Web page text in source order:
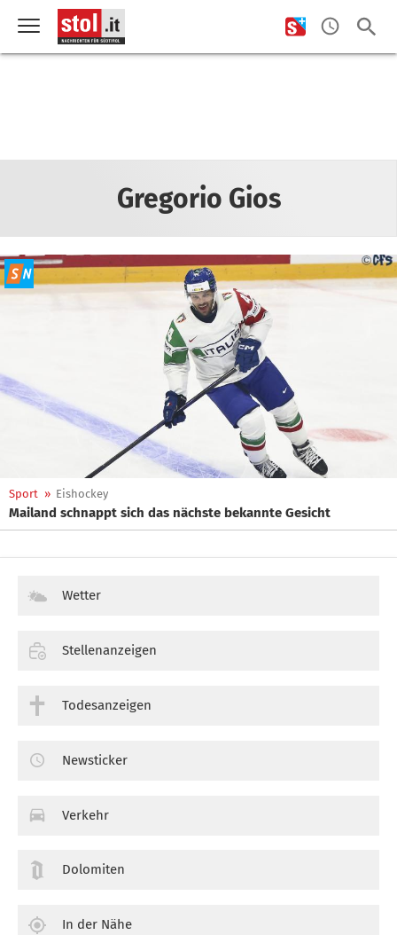
Gregorio Gios
Sport » Eishockey
Mailand schnappt sich das nächste bekannte Gesicht
Wetter
Stellenanzeigen
Todesanzeigen
Newsticker
Verkehr
Dolomiten
In der Nähe